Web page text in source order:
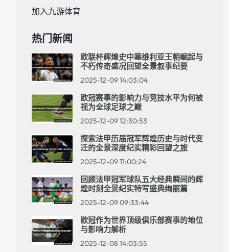
加入九游体育
热门新闻
欧联杯辉煌史中塞维利亚王朝崛起与
不朽传奇盛况回望全景叙事纪要
2025-12-09 14:03:04
欧冠赛事的影响力与竞技水平为何被
视为全球足球之巅
2025-12-09 12:30:53
探索法甲历届冠军辉煌历史与时代变
迁的全景深度纪实精彩回望之旅
2025-12-09 11:00:24
回顾法甲冠军球队五大经典瞬间的辉
煌时刻全景纪实特写盛典绚丽篇
2025-12-09 09:33:44
欧冠作为世界顶级俱乐部赛事的地位
与影响力解析
2025-12-08 14:03:55